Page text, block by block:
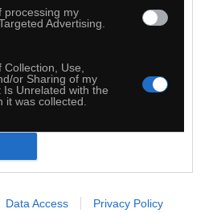
processing my
Advertising.
Use,
or Sharing of my
Unrelated with the
it was collected.
Data Access Privacy Policy